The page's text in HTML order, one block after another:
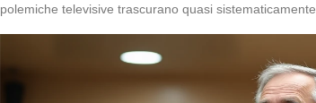
polemiche televisive trascurano quasi sistematicamente.